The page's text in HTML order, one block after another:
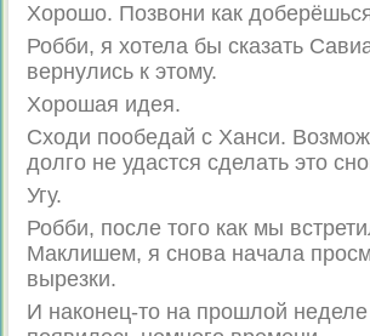
Хорошо. Позвони как
Робби, я хотела бы сказать
вернулись к этому.
Хорошая идея.
Сходи пообедай с Ханси.
долго не удастся сделать это
Угу.
Робби, после того как мы
Маклишем, я снова начала
вырезки.
И наконец-то на прошлой